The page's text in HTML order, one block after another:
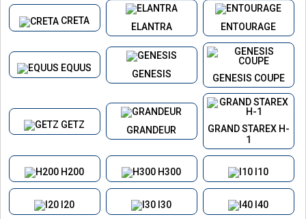
CRETA
ELANTRA ENTOURAGE
EQUUS
GENESIS GENESIS COUPE
GETZ
GRANDEUR
GRAND STAREX H-
1
H200 H300 I10
I20 I30 I40